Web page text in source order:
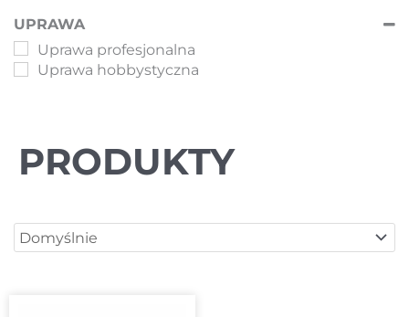
UPRAWA
Uprawa profesjonalna
Uprawa hobbystyczna
PRODUKTY
Sort Products